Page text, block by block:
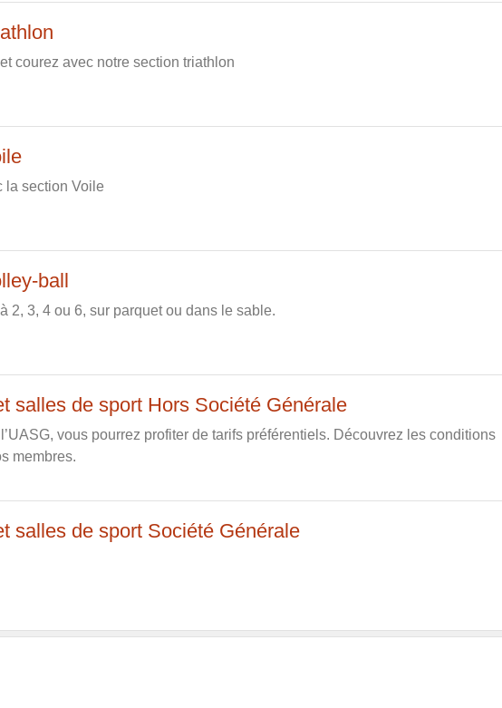
courez avec notre section triathlon
la section Voile
ball
2, 3, 4 ou 6, sur parquet ou dans le sable.
salles de sport Hors Société Générale
vous pourrez profiter de tarifs préférentiels. Découvrez les conditions
membres.
salles de sport Société Générale